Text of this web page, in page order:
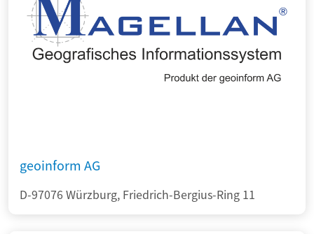
geoinform AG
D-97076 Würzburg, Friedrich-Bergius-Ring 11